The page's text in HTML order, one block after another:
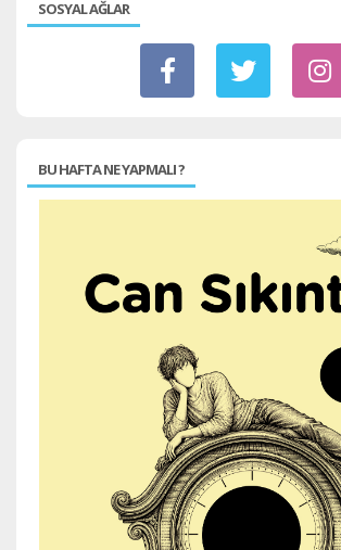
SOSYAL AĞLAR
BU HAFTA NE YAPMALI ?